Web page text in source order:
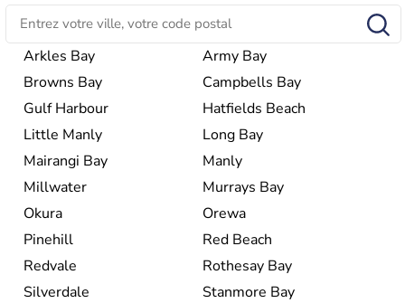
Arkles Bay
Army Bay
Browns Bay
Campbells Bay
Gulf Harbour
Hatfields Beach
Little Manly
Long Bay
Mairangi Bay
Manly
Millwater
Murrays Bay
Okura
Orewa
Pinehill
Red Beach
Redvale
Rothesay Bay
Silverdale
Stanmore Bay